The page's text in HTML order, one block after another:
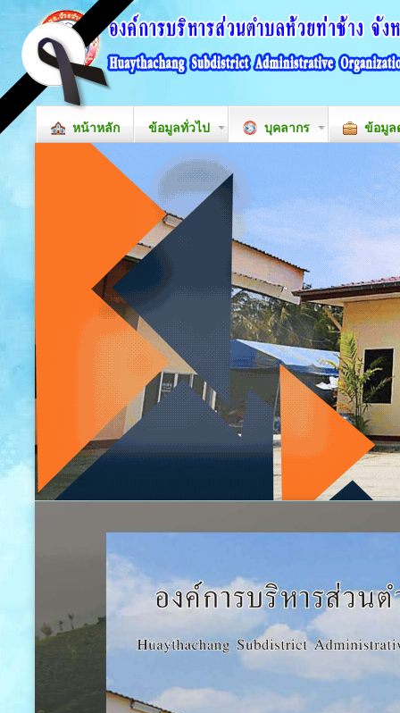
หน้าหลัก ข้อมูลทั่วไป บุคลากร ข้อมูล